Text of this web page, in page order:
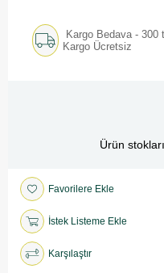
Kargo Bedava - 300
Kargo Ücretsiz
Ürün
Favorilere Ekle
İstek Listeme Ekle
Karşılaştır